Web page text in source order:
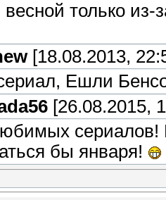
только
[18.08.2013,
Ешли
[26.08.2015,
сериалов!
бы января!